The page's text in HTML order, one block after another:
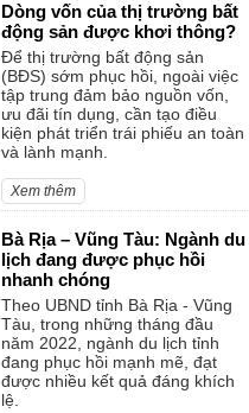
Dòng vốn của thị trường bất
động sản được khơi thông?
Để thị trường bất động sản
(BĐS) sớm phục hồi, ngoài việc
tập trung đảm bảo nguồn vốn,
ưu đãi tín dụng, cần tạo điều
kiện phát triển trái phiếu an toàn
và lành mạnh.
Xem thêm
Bà Rịa – Vũng Tàu: Ngành du
lịch đang được phục hồi
nhanh chóng
Theo UBND tỉnh Bà Rịa - Vũng
Tàu, trong những tháng đầu
năm 2022, ngành du lịch tỉnh
đang phục hồi mạnh mẽ, đạt
được nhiều kết quả đáng khích
lệ.